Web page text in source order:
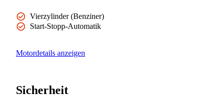
Vierzylinder (Benziner)
Start-Stopp-Automatik
Motordetails anzeigen
Sicherheit